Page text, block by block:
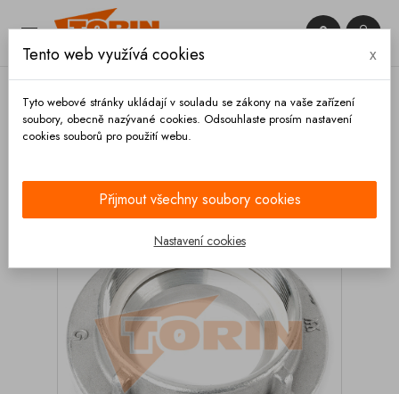
 

Tento web využívá cookies x
Tyto webové stránky ukládají v souladu se zákony na vaše zařízení
soubory, obecně nazývané cookies. Odsouhlaste prosím nastavení
cookies souborů pro použití webu.
Přijmout všechny soubory cookies
Nastavení cookies